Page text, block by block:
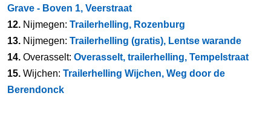
Grave - Boven 1, Veerstraat
12. Nijmegen: Trailerhelling, Rozenburg
13. Nijmegen: Trailerhelling (gratis), Lentse warande
14. Overasselt: Overasselt, trailerhelling, Tempelstraat
15. Wijchen: Trailerhelling Wijchen, Weg door de
Berendonck